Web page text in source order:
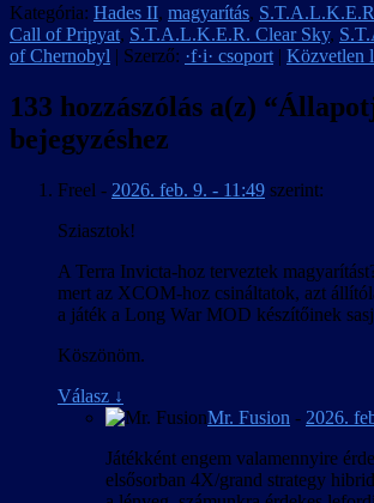
Kategória: Hades II, magyarítás,
Call of Pripyat, S.T.A.L.K.E.R. Clear Sky,
of Chernobyl | Szerző: ·f·i· csoport | Közvetlen
133 hozzászólás a(z) “
bejegyzéshez
Freel - 2026. feb. 9. - 11:49 szerint:
Sziasztok!
A Terra Invicta-hoz terveztek
mert az XCOM-hoz csináltatok, azt
a játék a Long War MOD készítőinek
Köszönöm.
Válasz ↓
Mr. Fusion - 2026.
Játékként engem valamennyire
elsősorban 4X/grand strategy